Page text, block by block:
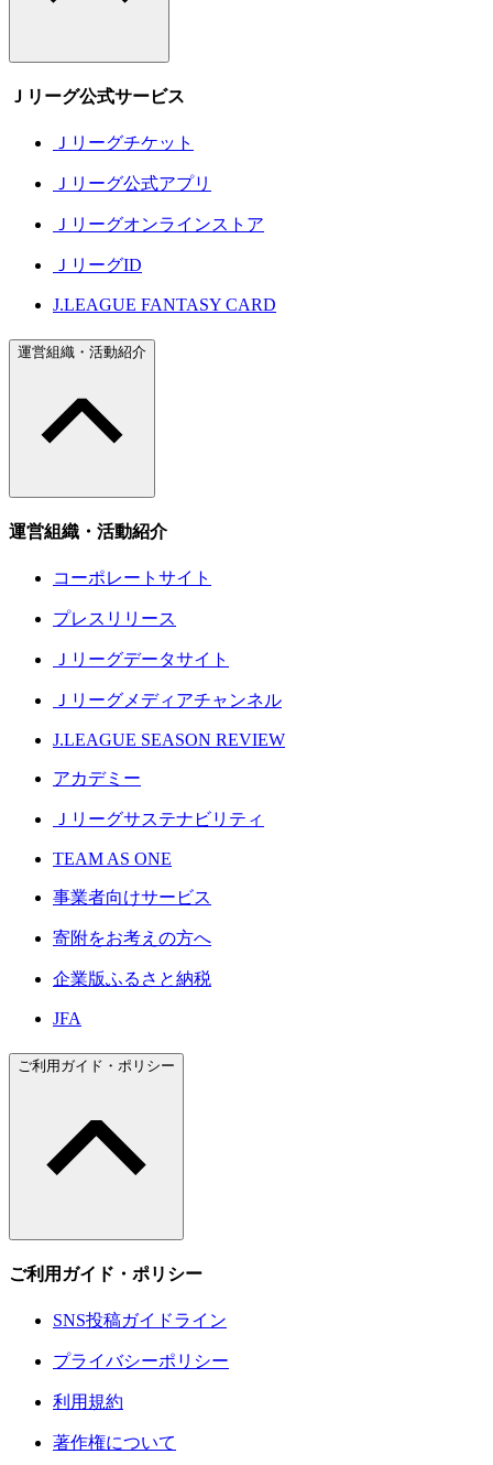
Ｊリーグ公式サービス
Ｊリーグチケット
Ｊリーグ公式アプリ
Ｊリーグオンラインストア
ＪリーグID
J.LEAGUE FANTASY CARD
運営組織・活動紹介
運営組織・活動紹介
コーポレートサイト
プレスリリース
Ｊリーグデータサイト
Ｊリーグメディアチャンネル
J.LEAGUE SEASON REVIEW
アカデミー
Ｊリーグサステナビリティ
TEAM AS ONE
事業者向けサービス
寄附をお考えの方へ
企業版ふるさと納税
JFA
ご利用ガイド・ポリシー
ご利用ガイド・ポリシー
SNS投稿ガイドライン
プライバシーポリシー
利用規約
著作権について